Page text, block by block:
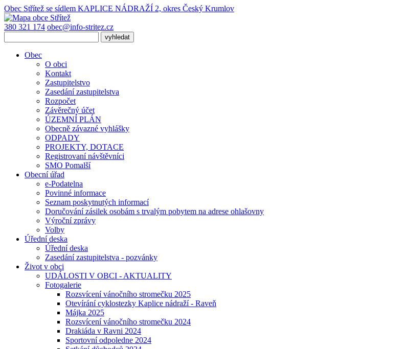
Obec Střítež se sídlem KAPLICE NÁDRAŽÍ 2, okres Český Krumlov
380 321 174 obec@info-stritez.cz
Obec
O obci
Kontakt
Zastupitelstvo
Zasedání zastupitelstva
Rozpočet
Závěrečný účet
ÚZEMNÍ PLÁN
Obecně závazné vyhlášky
ODPADY
PROJEKTY, DOTACE
Registrovaní návštěvníci
SMO Pomalší
Obecní úřad
e-Podatelna
Povinné informace
Seznam poskytnutých informací
Doručování zásilek osobám s trvalým pobytem na adrese ohlašovny
Výroční zprávy
Volby
Úřední deska
Úřední deska
Zasedání zastupitelstva - pozvánky
Život v obci
UDÁLOSTI V OBCI - AKTUALITY
Fotogalerie
Rozsvícení vánočního stromečku 2025
Otevírání cyklostezky Kaplice nádraží - Raveň
Májka 2025
Rozsvícení vánočního stromečku 2024
Drakiáda v Ravni 2024
Sportovní odpoledne 2024